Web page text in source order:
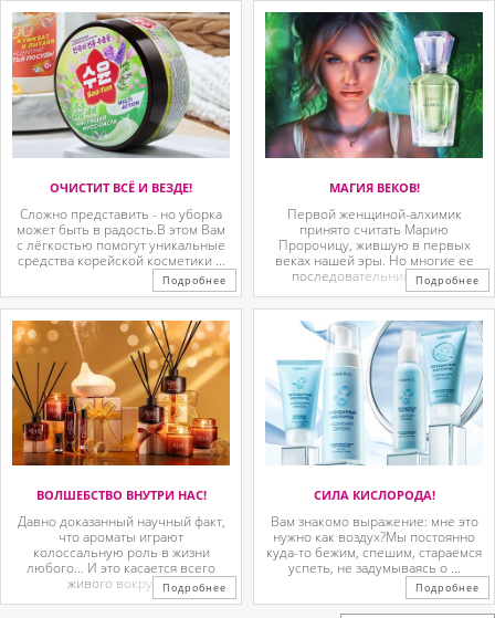
ОЧИСТИТ ВСЁ И ВЕЗДЕ!
Сложно представить - но уборка
может быть в радость.В этом Вам
с лёгкостью помогут уникальные
средства корейской косметики ...
Подробнее
МАГИЯ ВЕКОВ!
Первой женщиной-алхимик
принято считать Марию
Пророчицу, жившую в первых
веках нашей эры. Но многие ее
последовательницы так ...
Подробнее
ВОЛШЕБСТВО ВНУТРИ НАС!
Давно доказанный научный факт,
что ароматы играют
колоссальную роль в жизни
любого… И это касается всего
живого вокруг. ...Подробнее
СИЛА КИСЛОРОДА!
Вам знакомо выражение: мне это
нужно как воздух?Мы постоянно
куда-то бежим, спешим, стараемся
успеть, не задумываясь о ...
Подробнее